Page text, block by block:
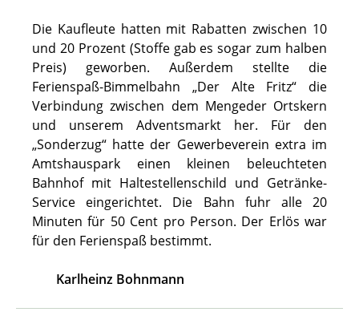
Die Kaufleute hatten mit Rabatten zwischen 10
und 20 Prozent (Stoffe gab es sogar zum halben
Preis) geworben. Außerdem stellte die
Ferienspaß-Bimmelbahn „Der Alte Fritz“ die
Verbindung zwischen dem Mengeder Ortskern
und unserem Adventsmarkt her. Für den
„Sonderzug“ hatte der Gewerbeverein extra im
Amtshauspark einen kleinen beleuchteten
Bahnhof mit Haltestellenschild und Getränke-
Service eingerichtet. Die Bahn fuhr alle 20
Minuten für 50 Cent pro Person. Der Erlös war
für den Ferienspaß bestimmt.
Karlheinz Bohnmann